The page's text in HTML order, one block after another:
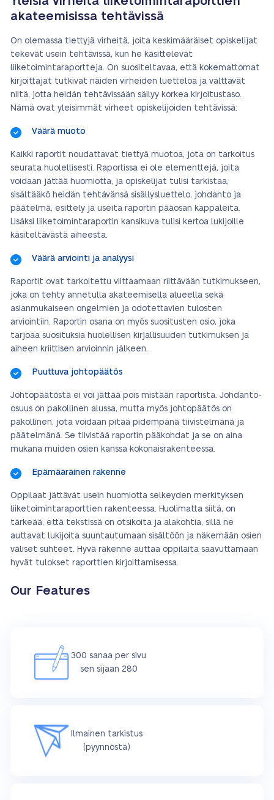
akateemisissa tehtävissä
On olemassa tiettyjä virheitä, joita keskimääräiset opiskelijat
tekevät usein tehtävissä, kun he käsittelevät
liiketoimintaraportteja. On suositeltavaa, että kokemattomat
kirjoittajat tutkivat näiden virheiden luetteloa ja välttävät
niitä, jotta heidän tehtävissään säilyy korkea kirjoitustaso.
Nämä ovat yleisimmät virheet opiskelijoiden tehtävissä:
Väärä muoto
Kaikki raportit noudattavat tiettyä muotoa, jota on tarkoitus
seurata huolellisesti. Raportissa ei ole elementtejä, joita
voidaan jättää huomiotta, ja opiskelijat tulisi tarkistaa,
sisältääkö heidän tehtävänsä sisällysluettelo, johdanto ja
päätelmä, esittely ja useita raportin pääosan kappaleita.
Lisäksi liiketoimintaraportin kansikuva tulisi kertoa lukijoille
käsiteltävästä aiheesta.
Väärä arviointi ja analyysi
Raportit ovat tarkoitettu viittaamaan riittävään tutkimukseen,
joka on tehty annetulla akateemisella alueella sekä
asianmukaiseen ongelmien ja odotettavien tulosten
arviointiin. Raportin osana on myös suositusten osio, joka
tarjoaa suosituksia huolellisen kirjallisuuden tutkimuksen ja
aiheen kriittisen arvioinnin jälkeen.
Puuttuva johtopäätös
Johtopäätöstä ei voi jättää pois mistään raportista. Johdanto-
osuus on pakollinen alussa, mutta myös johtopäätös on
pakollinen, jota voidaan pitää pidempänä tiivistelmänä ja
päätelmänä. Se tiivistää raportin pääkohdat ja se on aina
mukana muiden osien kanssa kokonaisrakenteessa.
Epämääräinen rakenne
Oppilaat jättävät usein huomiotta selkeyden merkityksen
liiketoimintaraporttien rakenteessa. Huolimatta siitä, on
tärkeää, että tekstissä on otsikoita ja alakohtia, sillä ne
auttavat lukijoita suuntautumaan sisältöön ja näkemään osien
väliset suhteet. Hyvä rakenne auttaa oppilaita saavuttamaan
hyvät tulokset raporttien kirjoittamisessa.
Our Features
300 sanaa per sivu
sen sijaan 280
Ilmainen tarkistus
(pyynnöstä)